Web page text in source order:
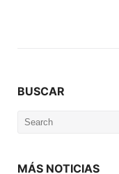
BUSCAR
Search
MÁS NOTICIAS